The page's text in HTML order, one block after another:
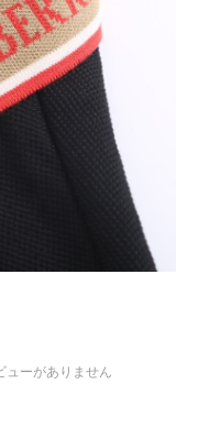
ューがありません